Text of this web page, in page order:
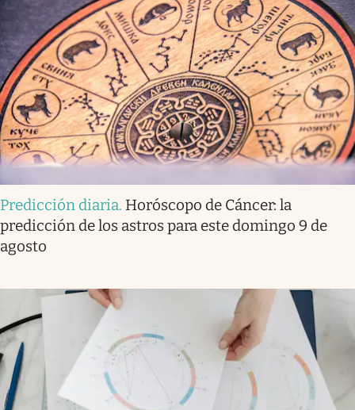
Predicción diaria. Horóscopo de Cáncer: la
predicción de los astros para este domingo 9 de
agosto